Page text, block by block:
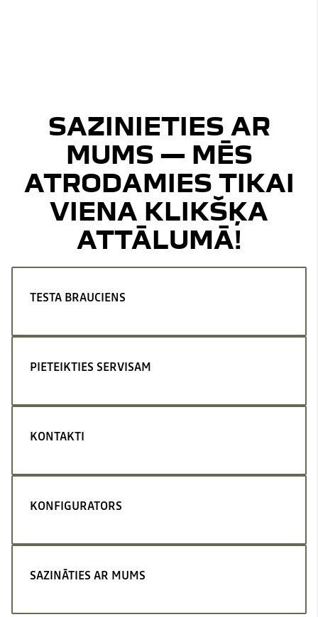
SAZINIETIES AR
MUMS — MĒS
ATRODAMIES TIKAI
VIENA KLIKŠĶA
ATTĀLUMĀ!
TESTA BRAUCIENS
PIETEIKTIES SERVISAM
KONTAKTI
KONFIGURATORS
SAZINĀTIES AR MUMS